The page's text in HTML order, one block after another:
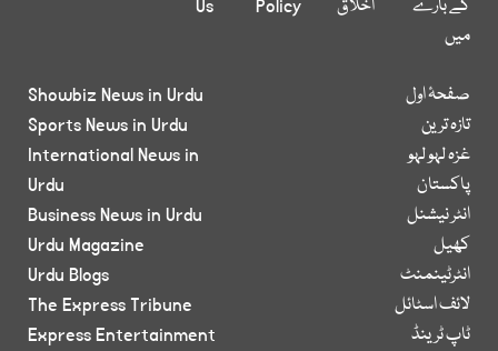
کے بارے
میں
اخلاق
Policy
Us
صفحۂ اول
تازہ ترین
غزہ لہو لہو
پاکستان
انٹر نیشنل
کھیل
انٹرٹینمنٹ
لائف اسٹائل
ٹاپ ٹرینڈ
Showbiz News in Urdu
Sports News in Urdu
International News in
Urdu
Business News in Urdu
Urdu Magazine
Urdu Blogs
The Express Tribune
Express Entertainment